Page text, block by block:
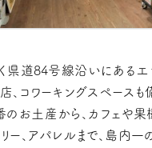
県道84号線沿いにあるエ
、コワーキングスペースも
のお土産から、カフェや果
リー、アパレルまで、島内